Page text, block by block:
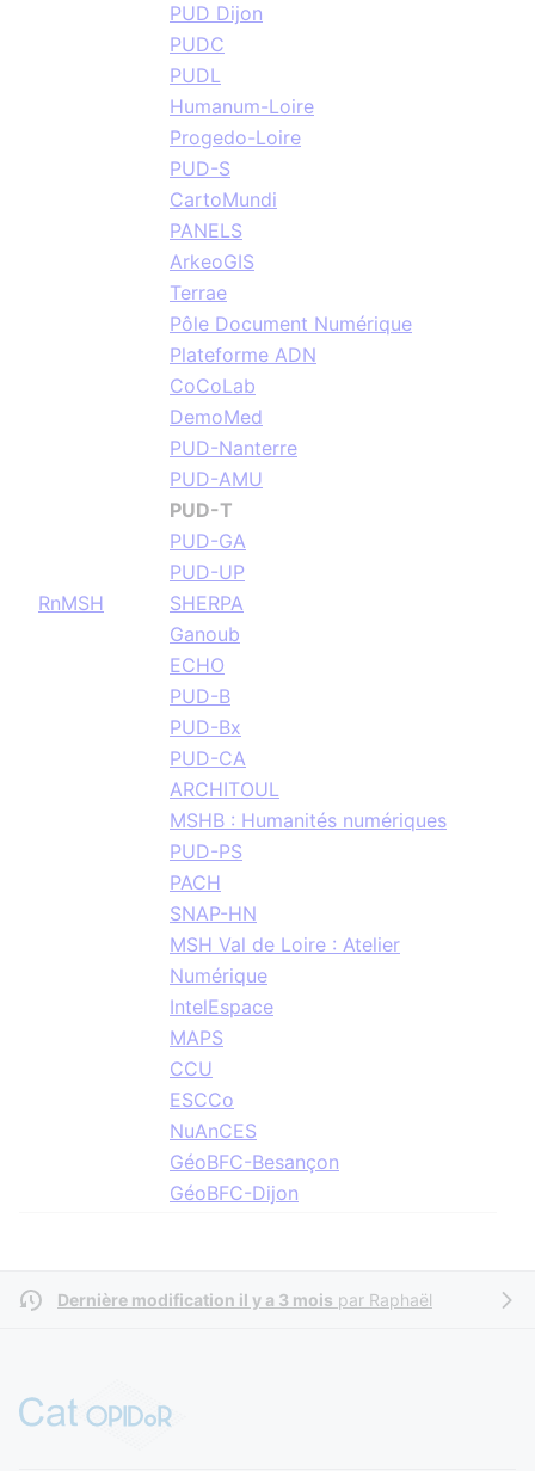
RnMSH
PUD Dijon
PUDC
PUDL
Humanum-Loire
Progedo-Loire
PUD-S
CartoMundi
PANELS
ArkeoGIS
Terrae
Pôle Document Numérique
Plateforme ADN
CoCoLab
DemoMed
PUD-Nanterre
PUD-AMU
PUD-T
PUD-GA
PUD-UP
SHERPA
Ganoub
ECHO
PUD-B
PUD-Bx
PUD-CA
ARCHITOUL
MSHB : Humanités numériques
PUD-PS
PACH
SNAP-HN
MSH Val de Loire : Atelier
Numérique
IntelEspace
MAPS
CCU
ESCCo
NuAnCES
GéoBFC-Besançon
GéoBFC-Dijon
Dernière modification il y a 3 mois par Raphaël